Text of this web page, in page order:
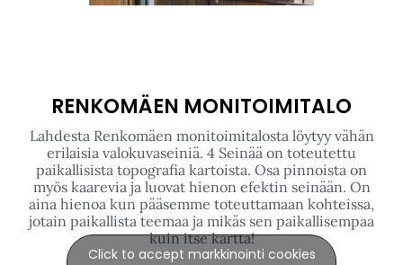
RENKOMÄEN MONITOIMITALO
Lahdesta Renkomäen monitoimitalosta löytyy vähän
erilaisia valokuvaseiniä. 4 Seinää on toteutettu
paikallisista topografia kartoista. Osa pinnoista on
myös kaarevia ja luovat hienon efektin seinään. On
aina hienoa kun pääsemme toteuttamaan kohteissa,
jotain paikallista teemaa ja mikäs sen paikallisempaa
kuin itse kartta!